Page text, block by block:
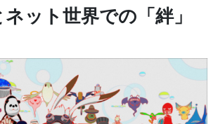
ット世界での「絆」